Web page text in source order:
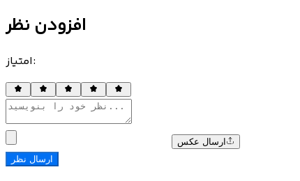
افزودن نظر
امتیاز:
ارسال عکس
ارسال نظر